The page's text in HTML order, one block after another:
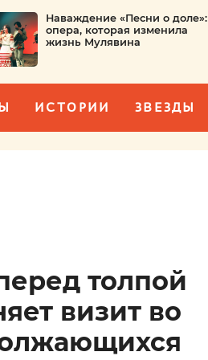
Наваждение «Песни о доле»:
опера, которая изменила
жизнь Мулявина
ИСТОРИИ ЗВЕЗДЫ
толпой
визит во